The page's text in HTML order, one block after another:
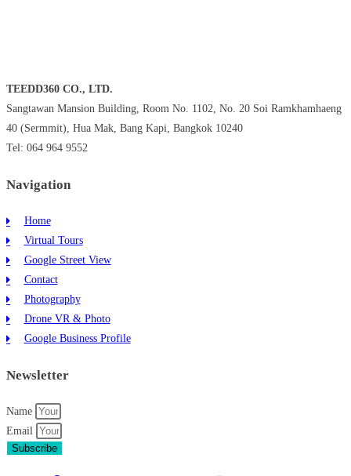
TEEDD360 CO., LTD.
Sangtawan Mansion Building, Room No. 1102, No. 20 Soi Ramkhamhaeng
40 (Sermmit), Hua Mak, Bang Kapi, Bangkok 10240
Tel: 064 964 9552
Navigation
Home
Virtual Tours
Google Street View
Contact
Photography
Drone VR & Photo
Google Business Profile
Newsletter
Name
Email
Subscribe